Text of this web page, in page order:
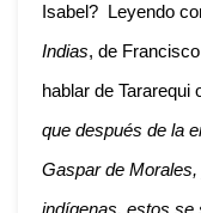
Isabel? Leyendo
Indias, de
hablar de Tararequi
que después de la
Gaspar de